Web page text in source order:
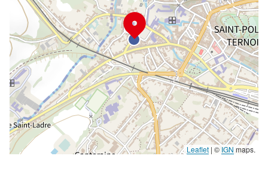
Leaflet | © IGN maps.